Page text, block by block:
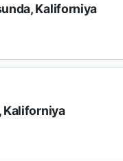
Kaliforniya
Kaliforniya